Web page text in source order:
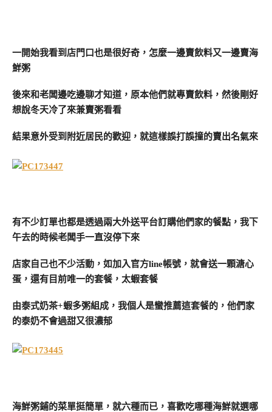
一開始我看到店門口也是很好奇，怎麼一邊賣飲料又一邊賣海
鮮粥
後來和老闆邊吃邊聊才知道，原本他們就專賣飲料，然後剛好
想說冬天冷了來兼賣粥看看
結果意外受到附近居民的歡迎，就這樣誤打誤撞的賣出名氣來
有不少訂單也都是透過兩大外送平台訂購他們家的餐點，我下
午去的時候老闆手一直沒停下來
店家自己也不少活動，如加入官方line帳號，就會送一顆溏心
蛋，還有目前唯一的套餐，太蝦套餐
由泰式奶茶+蝦多粥組成，我個人是蠻推薦這套餐的，他們家
的泰奶不會過甜又很濃郁
海鮮粥鋪的菜單挺簡單，就六種而已，喜歡吃哪種海鮮就選哪